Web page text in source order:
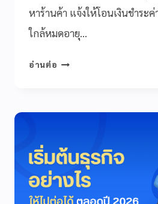
หาร้านค้า แจ้งให้โอนเงินชำระ
ใกล้หมดอายุ…
อ่านต่อ